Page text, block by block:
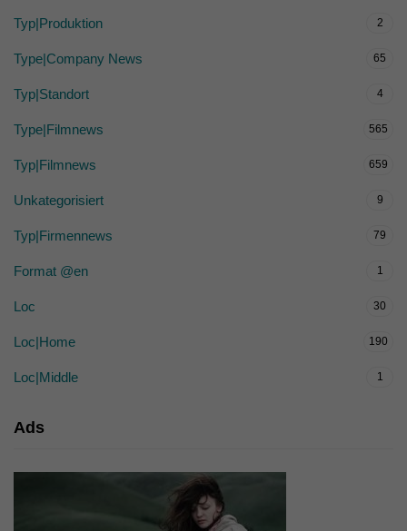
Typ|Produktion 2
Type|Company News 65
Typ|Standort 4
Type|Filmnews 565
Typ|Filmnews 659
Unkategorisiert 9
Typ|Firmennews 79
Format @en 1
Loc 30
Loc|Home 190
Loc|Middle 1
Ads